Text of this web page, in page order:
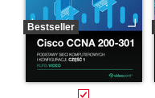
Bestseller